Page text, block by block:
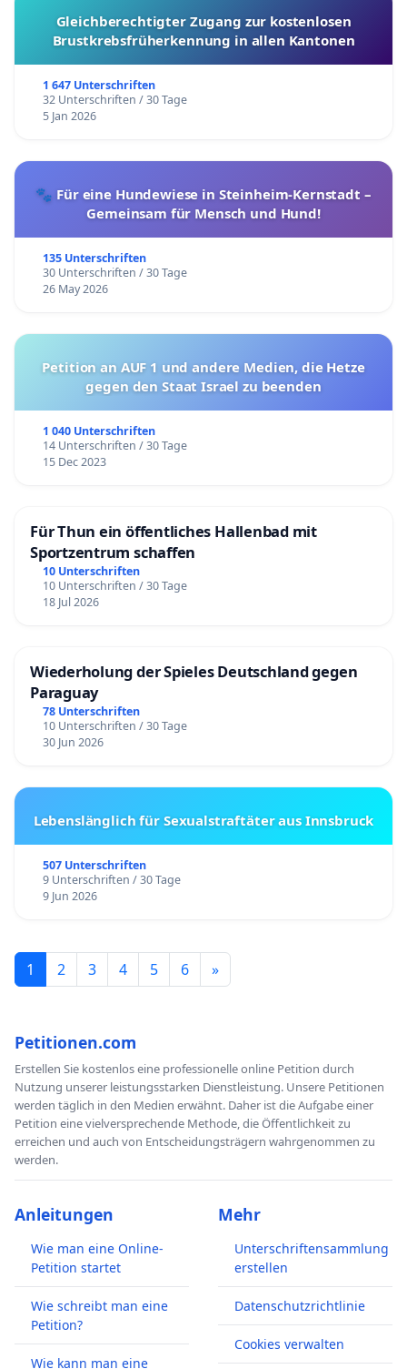
Gleichberechtigter Zugang zur kostenlosen
Brustkrebsfrüherkennung in allen Kantonen
1 647 Unterschriften
32 Unterschriften / 30 Tage
5 Jan 2026
🐾 Für eine Hundewiese in Steinheim-Kernstadt –
Gemeinsam für Mensch und Hund!
135 Unterschriften
30 Unterschriften / 30 Tage
26 May 2026
Petition an AUF 1 und andere Medien, die Hetze
gegen den Staat Israel zu beenden
1 040 Unterschriften
14 Unterschriften / 30 Tage
15 Dec 2023
Für Thun ein öffentliches Hallenbad mit
Sportzentrum schaffen
10 Unterschriften
10 Unterschriften / 30 Tage
18 Jul 2026
Wiederholung der Spieles Deutschland gegen
Paraguay
78 Unterschriften
10 Unterschriften / 30 Tage
30 Jun 2026
Lebenslänglich für Sexualstraftäter aus Innsbruck
507 Unterschriften
9 Unterschriften / 30 Tage
9 Jun 2026
1 2 3 4 5 6 »
Petitionen.com
Erstellen Sie kostenlos eine professionelle online Petition durch
Nutzung unserer leistungsstarken Dienstleistung. Unsere Petitionen
werden täglich in den Medien erwähnt. Daher ist die Aufgabe einer
Petition eine vielversprechende Methode, die Öffentlichkeit zu
erreichen und auch von Entscheidungsträgern wahrgenommen zu
werden.
Anleitungen
Wie man eine Online-
Petition startet
Wie schreibt man eine
Petition?
Wie kann man eine
Mehr
Unterschriftensammlung
erstellen
Datenschutzrichtlinie
Cookies verwalten